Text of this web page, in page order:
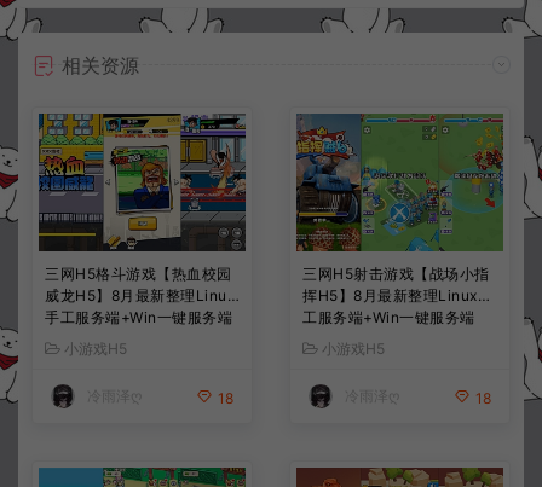
相关资源
三网H5格斗游戏【热血校园
威龙H5】8月最新整理Linux
手工服务端+Win一键服务端
+解压即玩+简易安卓客户端
+详细搭建教程
小游戏H5
冷雨泽ღ 18
三网H5射击游戏【战场小指
挥H5】8月最新整理Linux手
工服务端+Win一键服务端
+解压即玩+简易安卓客户端
+详细搭建教程
小游戏H5
冷雨泽ღ 18